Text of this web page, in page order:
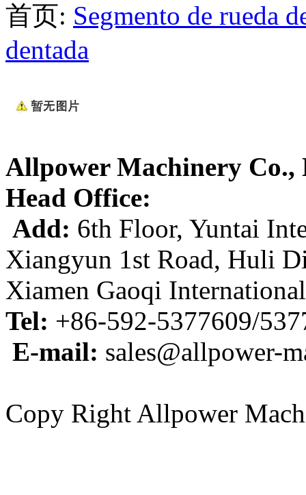
首页: Segmento de rueda
dentada
Allpower Machinery
Head Office:
Add: 6th Floor, Yuntai
Xiangyun 1st Road, Huli
Xiamen Gaoqi
Tel: +86-592-5377609/
E-mail: sales@allpower-
Copy Right Allpower